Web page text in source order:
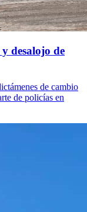
desalojo de
de cambio
de policías en